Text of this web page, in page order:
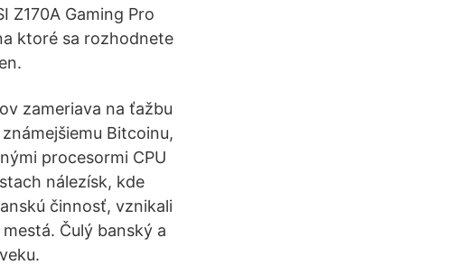
Z170A Gaming Pro
ktoré sa rozhodnete
zameriava na ťažbu
Bitcoinu,
procesormi CPU
nálezísk, kde
činnosť, vznikali
Čulý banský a